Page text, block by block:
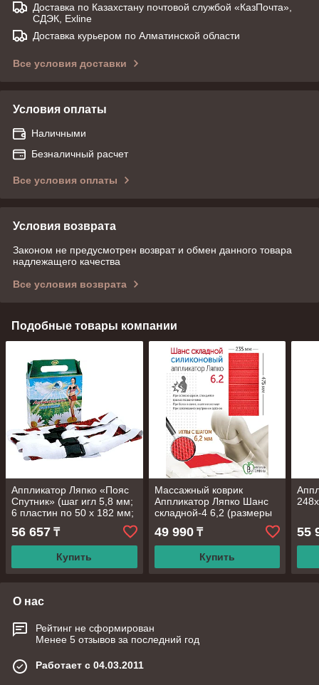
Доставка по Казахстану почтовой службой «КазПочта»,
СДЭК, Exline
Доставка курьером по Алматинской области
Все условия доставки
Условия оплаты
Наличными
Безналичный расчет
Все условия оплаты
Условия возврата
Законом не предусмотрен возврат и обмен данного товара
надлежащего качества
Все условия возврата
Подобные товары компании
Аппликатор Ляпко «Пояс
Спутник» (шаг игл 5,8 мм;
6 пластин по 50 х 182 мм;
56 657 ₸
Купить
Массажный коврик
Аппликатор Ляпко Шанс
складной-4 6,2 (размеры
235х475)
49 990₸
Купить
55
О нас
Рейтинг не сформирован
Менее 5 отзывов за последний год
Работает с 04.03.2011